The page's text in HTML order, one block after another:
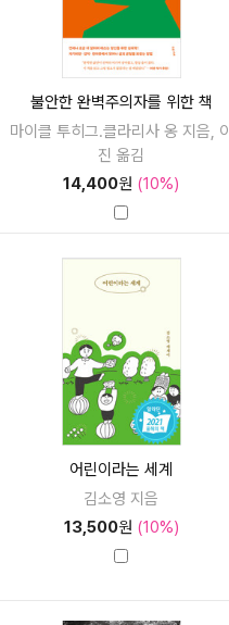
불안한 완벽주의자를 위한 책
마이클 투히그.클라리사 옹 지음, 이
진 옮김
14,400원 (10%)
어린이라는 세계
김소영 지음
13,500원 (10%)